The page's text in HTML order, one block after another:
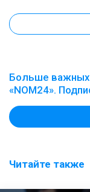
Больше важных
«NOM24».
Читайте также